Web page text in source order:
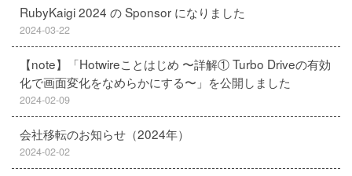
RubyKaigi 2024 の Sponsor になりました
2024-03-22
【note】「Hotwireことはじめ 〜詳解① Turbo Driveの有効
化で画面変化をなめらかにする〜」を公開しました
2024-02-09
会社移転のお知らせ（2024年）
2024-02-02